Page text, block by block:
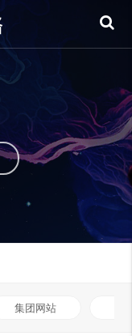
集团网站